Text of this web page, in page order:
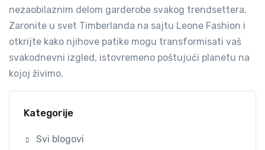
nezaobilaznim delom garderobe svakog trendsettera.
Zaronite u svet Timberlanda na sajtu Leone Fashion i
otkrijte kako njihove patike mogu transformisati vaš
svakodnevni izgled, istovremeno poštujući planetu na
kojoj živimo.
Kategorije
Svi blogovi